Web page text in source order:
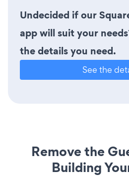
Undecided if our
app will suit your
the details you need.
See the
Remove the
Building